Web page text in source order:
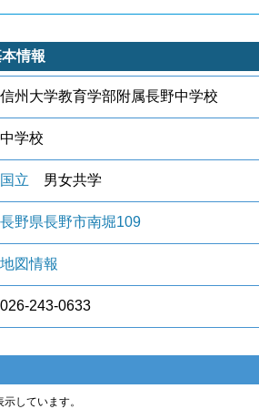
情報
信州大学教育学部附属長野中学校
中学校
国立 男女共学
長野県長野市南堀109
地図情報
026-243-0633
しています。